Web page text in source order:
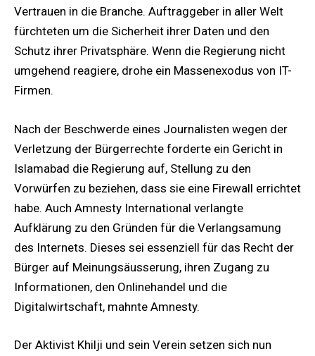
Vertrauen in die Branche. Auftraggeber in aller Welt
fürchteten um die Sicherheit ihrer Daten und den
Schutz ihrer Privatsphäre. Wenn die Regierung nicht
umgehend reagiere, drohe ein Massenexodus von IT-
Firmen.
Nach der Beschwerde eines Journalisten wegen der
Verletzung der Bürgerrechte forderte ein Gericht in
Islamabad die Regierung auf, Stellung zu den
Vorwürfen zu beziehen, dass sie eine Firewall errichtet
habe. Auch Amnesty International verlangte
Aufklärung zu den Gründen für die Verlangsamung
des Internets. Dieses sei essenziell für das Recht der
Bürger auf Meinungsäusserung, ihren Zugang zu
Informationen, den Onlinehandel und die
Digitalwirtschaft, mahnte Amnesty.
Der Aktivist Khilji und sein Verein setzen sich nun